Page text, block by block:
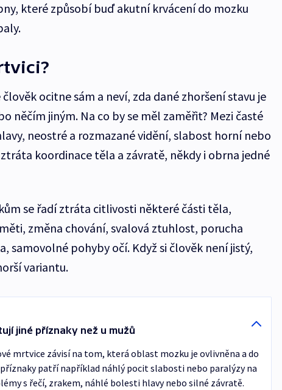
které způsobí buď akutní krvácení do mozku
člověk ocitne sám a neví, zda dané zhoršení stavu je
něčím jiným. Na co by se měl zaměřit? Mezi časté
neostré a rozmazané vidění, slabost horní nebo
koordinace těla a závratě, někdy i obrna jedné
se řadí ztráta citlivosti některé části těla,
změna chování, svalová ztuhlost, porucha
samovolné pohyby očí. Když si člověk není jistý,
variantu.
jiné příznaky než u mužů
mrtvice závisí na tom, která oblast mozku je ovlivněna a do
patří například náhlý pocit slabosti nebo paralýzy na
s řečí, zrakem, náhlé bolesti hlavy nebo silné závratě.